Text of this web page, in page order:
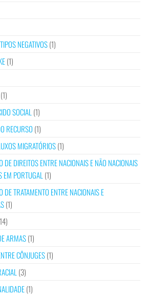
NEGATIVOS(1)
(1)
(1)
SOCIAL (1)
RECURSO (1)
MIGRATÓRIOS(1)
DE DIREITOS ENTRE NACIONAIS E NÃO NACIONAIS
EM PORTUGAL (1)
DE TRATAMENTO ENTRE NACIONAIS E
(1)
ARMAS(1)
CÔNJUGES(1)
(3)
(1)